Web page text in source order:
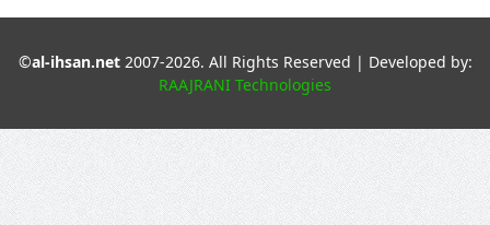
©al-ihsan.net2007-2026. All Rights Reserved | Developed by:
RAAJRANI Technologies